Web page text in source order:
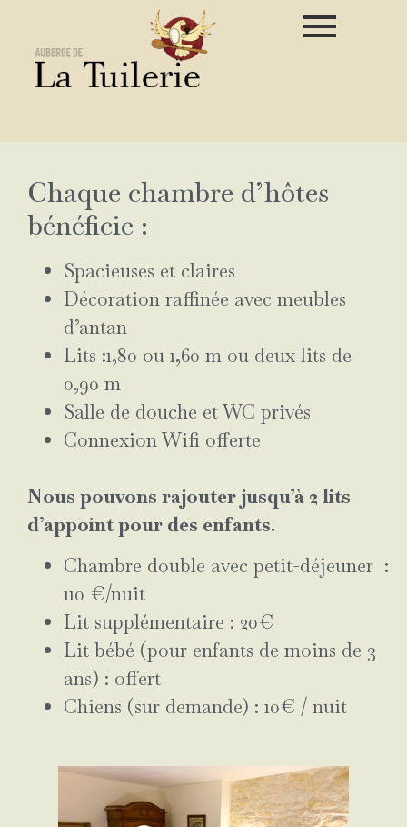
Chaque chambre d’hôtes
bénéficie :
Spacieuses et claires
Décoration raffinée avec meubles
d’antan
Lits :1,80 ou 1,60 m ou deux lits de
0,90 m
Salle de douche et WC privés
Connexion Wifi offerte
Nous pouvons rajouter jusqu’à 2 lits
d’appoint pour des enfants.
Chambre double avec petit-déjeuner :
110 €/nuit
Lit supplémentaire : 20€
Lit bébé (pour enfants de moins de 3
ans) : offert
Chiens (sur demande) : 10€ / nuit